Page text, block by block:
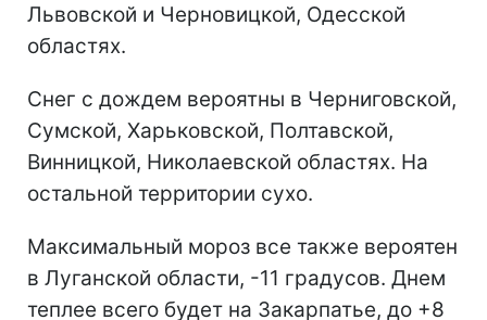
Львовской и Черновицкой, Одесской
областях.
Снег с дождем вероятны в Черниговской,
Сумской, Харьковской, Полтавской,
Винницкой, Николаевской областях. На
остальной территории сухо.
Максимальный мороз все также вероятен
в Луганской области, -11 градусов. Днем
теплее всего будет на Закарпатье, до +8